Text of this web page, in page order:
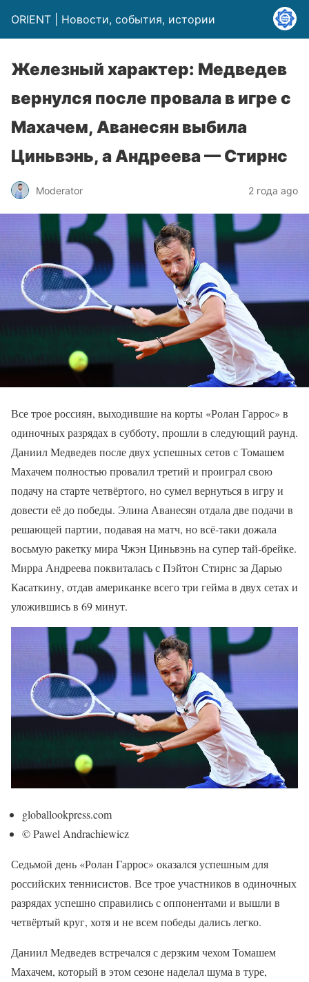
ORIENT | Новости, события, истории
Железный характер: Медведев
вернулся после провала в игре с
Махачем, Аванесян выбила
Циньвэнь, а Андреева — Стирнс
Moderator 2 года ago
Все трое россиян, выходившие на корты «Ролан Гаррос» в
одиночных разрядах в субботу, прошли в следующий раунд.
Даниил Медведев после двух успешных сетов с Томашем
Махачем полностью провалил третий и проиграл свою
подачу на старте четвёртого, но сумел вернуться в игру и
довести её до победы. Элина Аванесян отдала две подачи в
решающей партии, подавая на матч, но всё-таки дожала
восьмую ракетку мира Чжэн Циньвэнь на супер тай-брейке.
Мирра Андреева поквиталась с Пэйтон Стирнс за Дарью
Касаткину, отдав американке всего три гейма в двух сетах и
уложившись в 69 минут.
globallookpress.com
© Pawel Andrachiewicz
Седьмой день «Ролан Гаррос» оказался успешным для
российских теннисистов. Все трое участников в одиночных
разрядах успешно справились с оппонентами и вышли в
четвёртый круг, хотя и не всем победы дались легко.
Даниил Медведев встречался с дерзким чехом Томашем
Махачем, который в этом сезоне наделал шума в туре,